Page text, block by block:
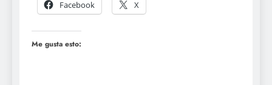
Facebook
X
Me gusta esto: